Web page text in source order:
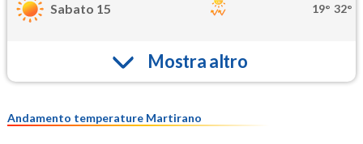
Sabato 15 19° 32°
Mostra altro
Andamento temperature Martirano